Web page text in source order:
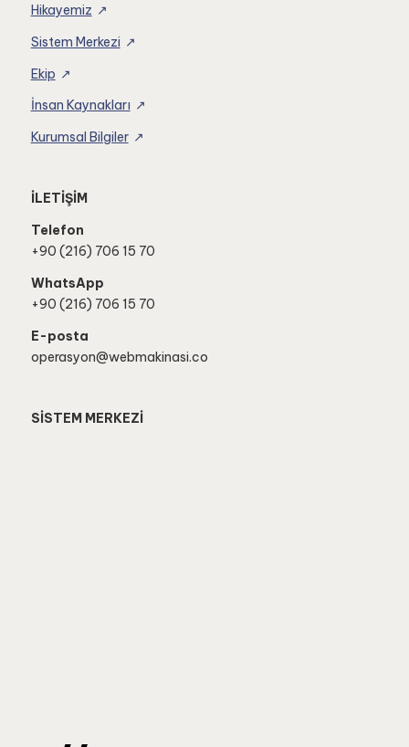
Hikayemiz
Sistem Merkezi
Ekip
İnsan Kaynakları
Kurumsal Bilgiler
İLETİŞİM
Telefon
+90 (216) 706 15 70
WhatsApp
+90 (216) 706 15 70
E-posta
operasyon@webmakinasi.co
SİSTEM MERKEZİ